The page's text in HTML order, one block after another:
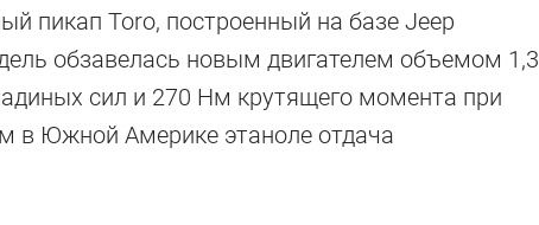
пикап Toro, построенный на базе Jeep
обзавелась новым двигателем объемом 1,3
сил и 270 Нм крутящего момента при
в Южной Америке этаноле отдача